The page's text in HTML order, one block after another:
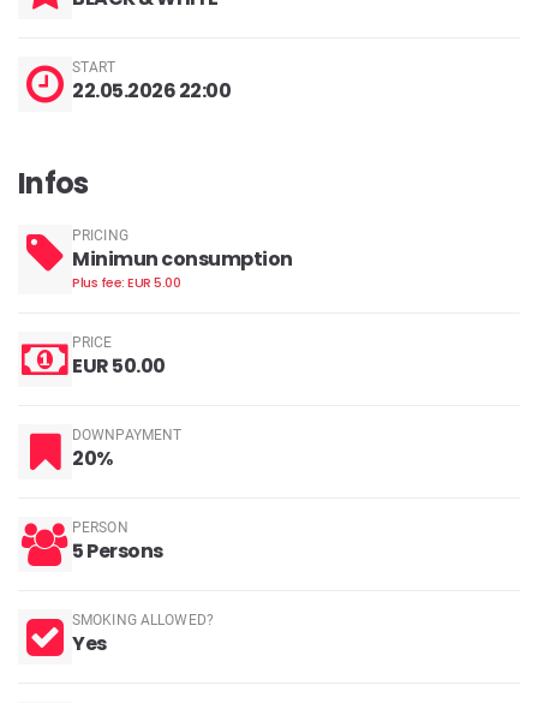
START
22.05.2026 22:00
Infos
PRICING
Minimun consumption
Plus fee: EUR 5.00
PRICE
EUR 50.00
DOWNPAYMENT
20%
PERSON
5 Persons
SMOKING ALLOWED?
Yes